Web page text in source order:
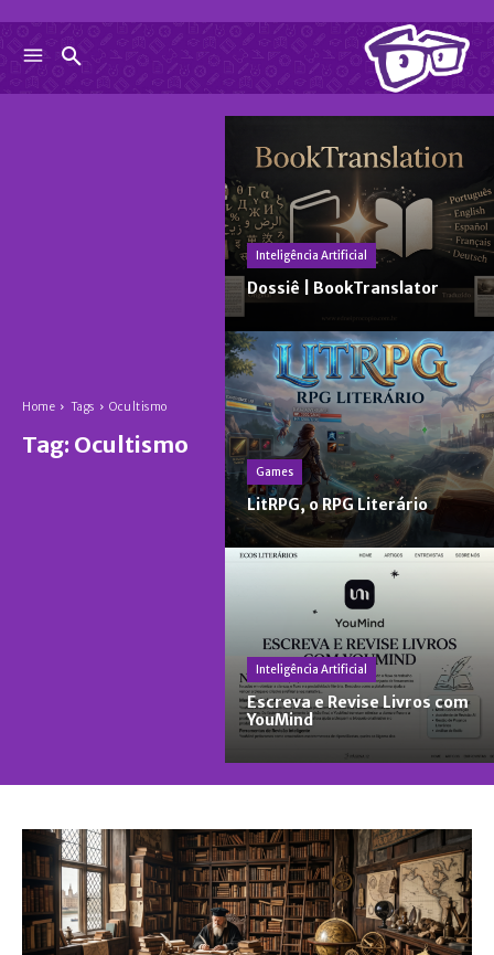
Home Tags Ocultismo
Tag: Ocultismo
Inteligência Artificial
Dossiê | BookTranslator
Games
LitRPG, o RPG Literário
Inteligência Artificial
Escreva e Revise Livros com
YouMind